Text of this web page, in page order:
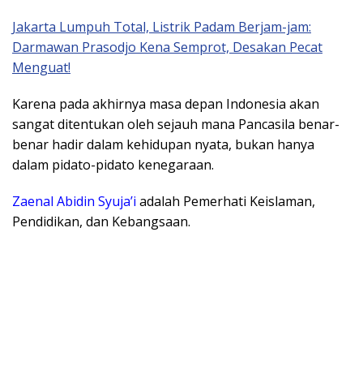
Jakarta Lumpuh Total, Listrik Padam Berjam-jam:
Darmawan Prasodjo Kena Semprot, Desakan Pecat
Menguat!
Karena pada akhirnya masa depan Indonesia akan
sangat ditentukan oleh sejauh mana Pancasila benar-
benar hadir dalam kehidupan nyata, bukan hanya
dalam pidato-pidato kenegaraan.
Zaenal Abidin Syuja’i adalah Pemerhati Keislaman,
Pendidikan, dan Kebangsaan.